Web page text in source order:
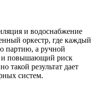
и водоснабжение
оркестр, где каждый
партию, а ручной
и повышающий риск
такой результат дает
систем.